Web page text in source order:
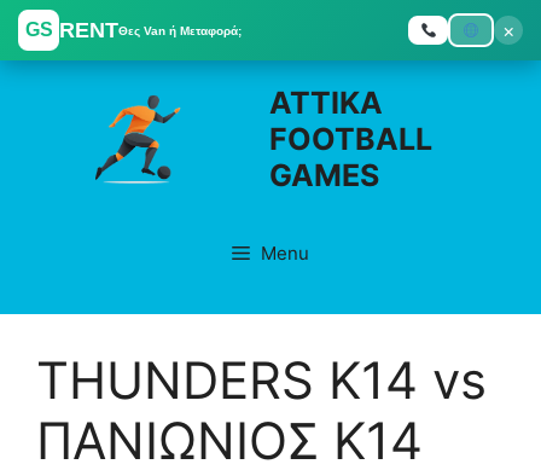
GS RENTΘες Van ή Μεταφορά;
×
Skip
ATTIKA
FOOTBALL
GAMES
Menu
THUNDERS K14 vs
ΠΑΝΙΩΝΙΟΣ K14